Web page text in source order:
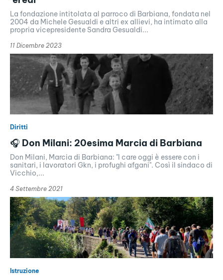
La fondazione intitolata al parroco di Barbiana, fondata nel
2004 da Michele Gesualdi e altri ex allievi, ha intimato alla
propria vicepresidente Sandra Gesualdi...
11 Dicembre 2023
Diritti
🎧 Don Milani: 20esima Marcia di Barbiana
Don Milani, Marcia di Barbiana: "I care oggi è essere con i
sanitari, i lavoratori Gkn, i profughi afgani". Così il sindaco di
Vicchio,...
4 Settembre 2021
Istruzione